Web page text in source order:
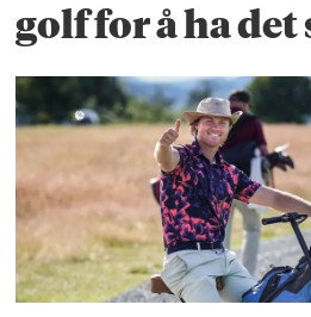
golf for å ha det